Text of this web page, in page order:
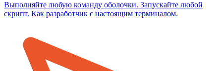
Выполняйте любую команду оболочки. Запускайте любой
скрипт. Как разработчик с настоящим терминалом.